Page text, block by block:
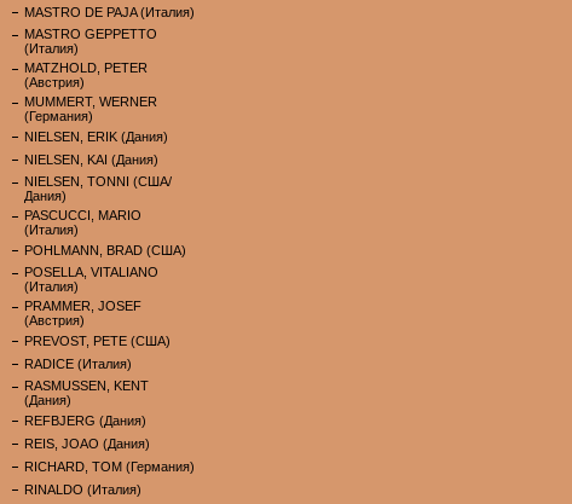
MASTRO DE PAJA (Италия)
MASTRO GEPPETTO
(Италия)
MATZHOLD, PETER
(Австрия)
MUMMERT, WERNER
(Германия)
NIELSEN, ERIK (Дания)
NIELSEN, KAI (Дания)
NIELSEN, TONNI (США/
Дания)
PASCUCCI, MARIO
(Италия)
POHLMANN, BRAD (США)
POSELLA, VITALIANO
(Италия)
PRAMMER, JOSEF
(Австрия)
PREVOST, PETE (США)
RADICE (Италия)
RASMUSSEN, KENT
(Дания)
REFBJERG (Дания)
REIS, JOAO (Дания)
RICHARD, TOM (Германия)
RINALDO (Италия)